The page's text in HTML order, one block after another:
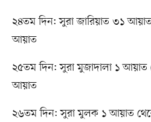
২৪তম দিন: সুরা জারিয়াত ৩১
আয়াত
২৫তম দিন: সুরা মুজাদালা ১ আয়াত
আয়াত
২৬তম দিন: সুরা মুলক ১ আয়াত